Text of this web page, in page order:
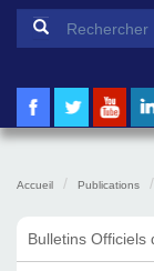
Accueil Publications
Bulletins Officiels